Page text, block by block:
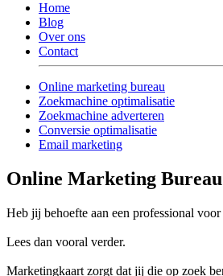
Home
Blog
Over ons
Contact
Online marketing bureau
Zoekmachine optimalisatie
Zoekmachine adverteren
Conversie optimalisatie
Email marketing
Online Marketing
Heb jij behoefte aan een professional
Lees dan vooral verder.
Marketingkaart zorgt dat jij die op zoek